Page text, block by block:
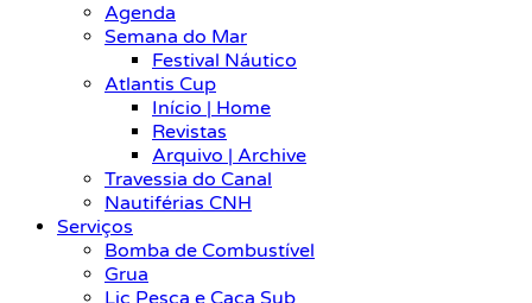
Agenda
Semana do Mar
Festival Náutico
Atlantis Cup
Início | Home
Revistas
Arquivo | Archive
Travessia do Canal
Nautiférias CNH
Serviços
Bomba de Combustível
Grua
Lic Pesca e Caça Sub